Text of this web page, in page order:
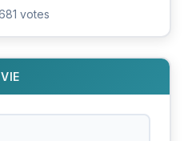
votes